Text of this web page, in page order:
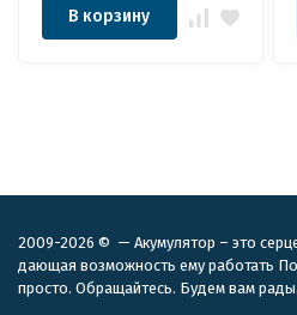
В корзину
2009-2026 © — Акумулятор – это
дающая возможность ему работать
просто. Обращайтесь. Будем вам рады.